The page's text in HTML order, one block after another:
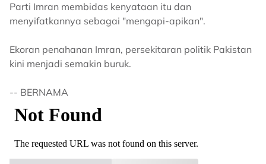
Parti Imran membidas kenyataan itu dan
menyifatkannya sebagai "mengapi-apikan".
Ekoran penahanan Imran, persekitaran politik Pakistan
kini menjadi semakin buruk.
-- BERNAMA